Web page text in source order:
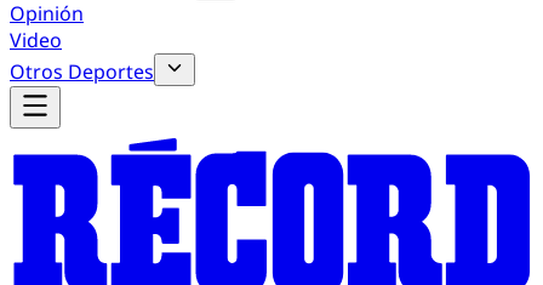
Opinión
Video
Otros Deportes